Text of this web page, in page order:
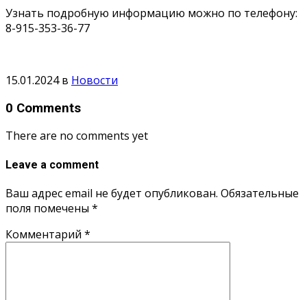
Узнать подробную информацию можно по телефону:
8-915-353-36-77
15.01.2024в Новости
0 Comments
There are no comments yet
Leave a comment
Ваш адрес email не будет опубликован. Обязательные
поля помечены *
Комментарий *